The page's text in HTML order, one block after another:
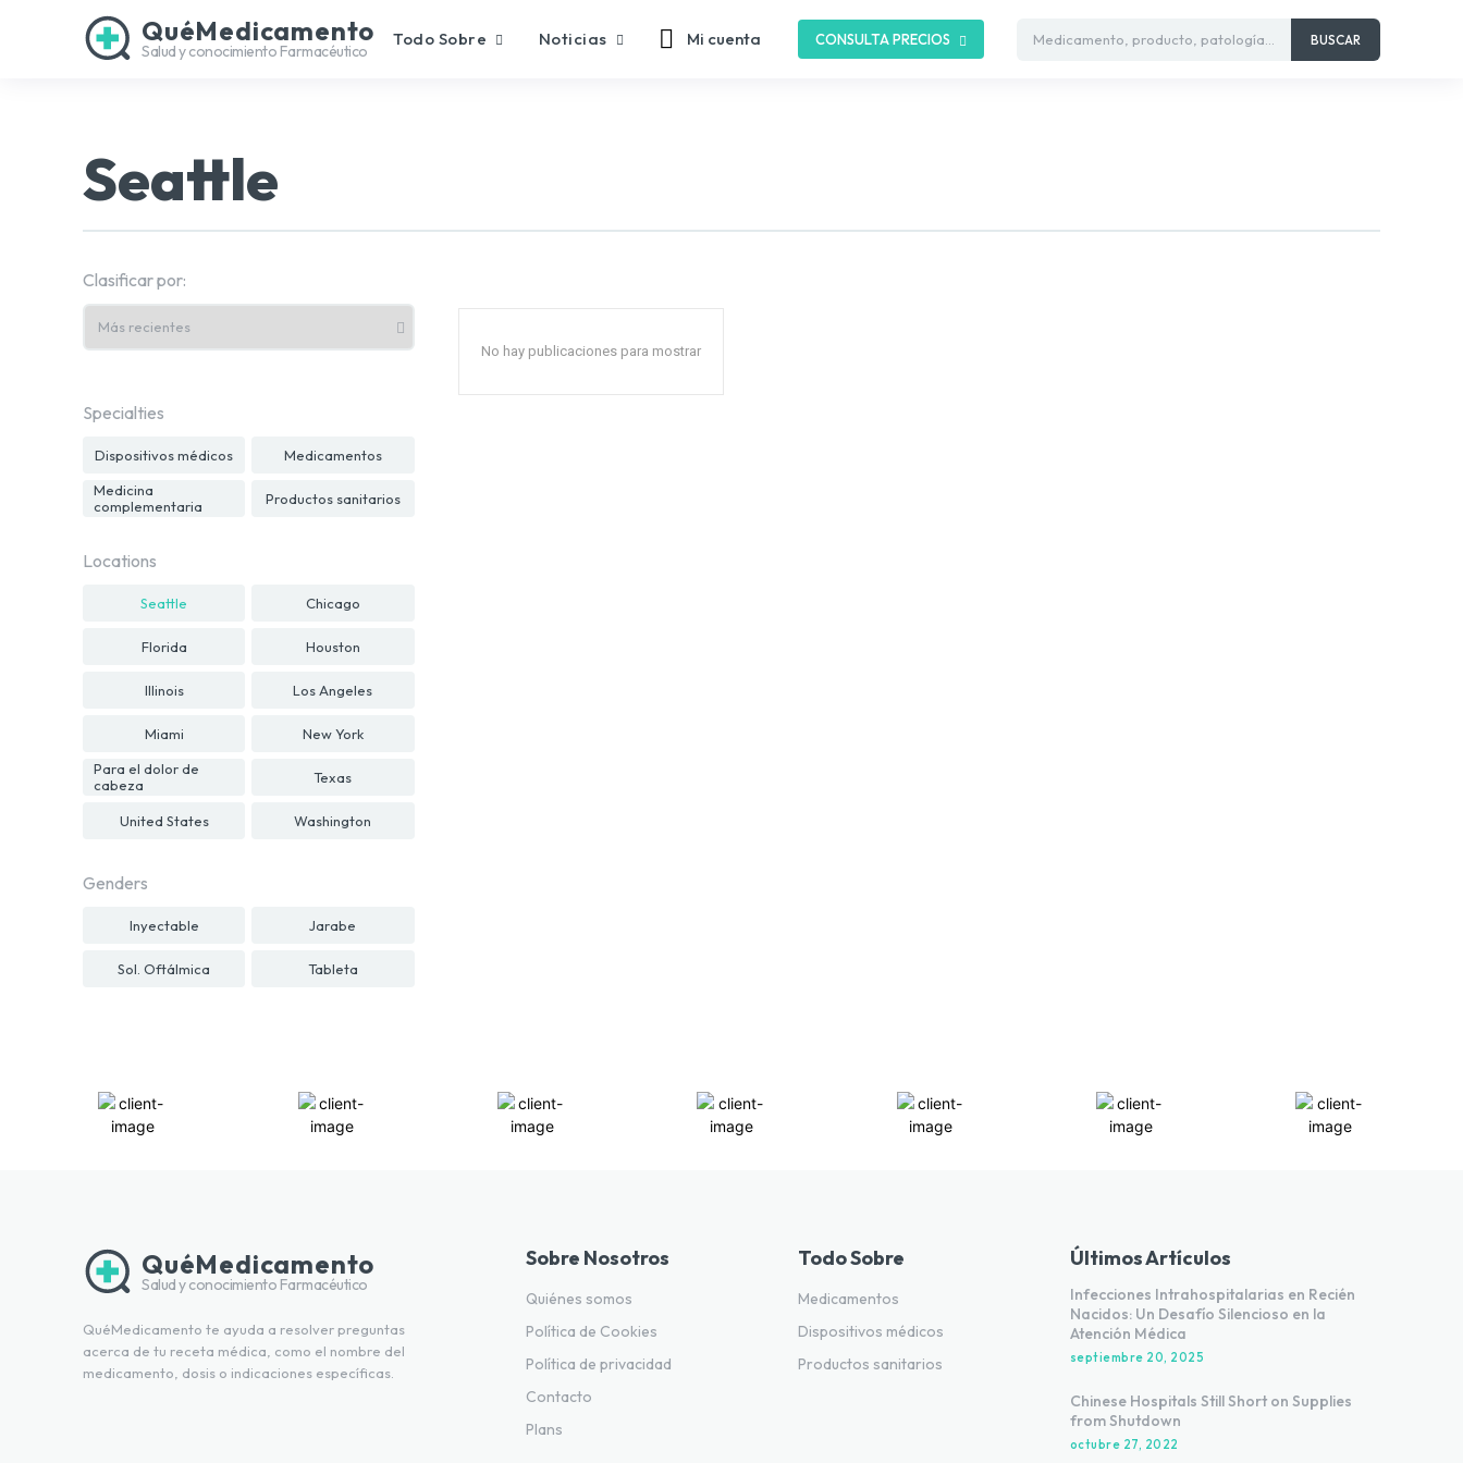
QuéMedicamento
Salud y conocimiento Farmacéutico
Todo Sobre Noticias Mi cuenta CONSULTA PRECIOS Medicamento, producto, patología... BUSCAR
Seattle
Clasificar por:
Specialties
Dispositivos médicos Medicamentos
Medicina
complementaria
Productos sanitarios
Locations
Seattle Chicago
Florida Houston
Illinois Los Angeles
Miami New York
Para el dolor de
cabeza
Texas
United States Washington
Genders
Inyectable Jarabe
Sol. Oftálmica Tableta
No hay publicaciones para mostrar
QuéMedicamento
Salud y conocimiento Farmacéutico
QuéMedicamento te ayuda a resolver preguntas
acerca de tu receta médica, como el nombre del
medicamento, dosis o indicaciones específicas.
Sobre Nosotros
Quiénes somos
Política de Cookies
Política de privacidad
Contacto
Plans
Todo Sobre
Medicamentos
Dispositivos médicos
Productos sanitarios
Últimos Artículos
Infecciones Intrahospitalarias en Recién
Nacidos: Un Desafío Silencioso en la
Atención Médica
septiembre 20, 2025
Chinese Hospitals Still Short on Supplies
from Shutdown
octubre 27, 2022